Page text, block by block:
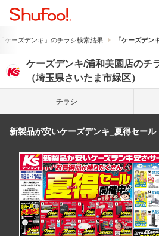
ケーズデンキ」のチラシ検索結果 「ケーズデン
ケーズデンキ/浦和美園店のチ
（埼玉県さいたま市緑区）
チラシ
新製品が安いケーズデンキ_夏得セール